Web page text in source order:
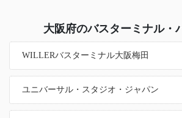
大阪府のバスターミナル・
WILLERバスターミナル大阪梅田
ユニバーサル・スタジオ・ジャパン